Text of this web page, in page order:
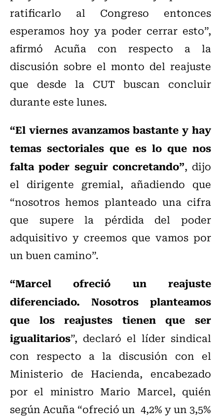
ratificarlo al Congreso entonces
esperamos hoy ya poder cerrar esto”,
afirmó Acuña con respecto a la
discusión sobre el monto del reajuste
que desde la CUT buscan concluir
durante este lunes.
“El viernes avanzamos bastante y hay
temas sectoriales que es lo que nos
falta poder seguir concretando”, dijo
el dirigente gremial, añadiendo que
“nosotros hemos planteado una cifra
que supere la pérdida del poder
adquisitivo y creemos que vamos por
un buen camino”.
“Marcel ofreció un reajuste
diferenciado. Nosotros planteamos
que los reajustes tienen que ser
igualitarios”, declaró el líder sindical
con respecto a la discusión con el
Ministerio de Hacienda, encabezado
por el ministro Mario Marcel, quién
según Acuña “ofreció un 4,2% y un 3,5%